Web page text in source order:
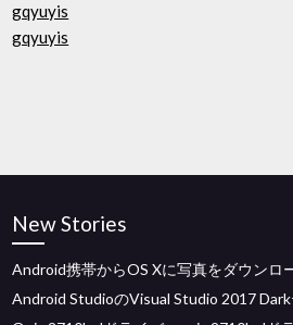
gqyuyis
gqyuyis
New Stories
Android携帯からOS Xに写真をダウンロ
Android StudioのVisual Studio 2017